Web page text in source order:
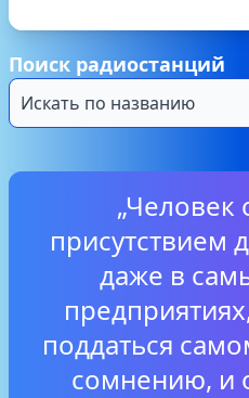
Поиск радиостанций
„Человек
присутствием
даже в
поддаться
сомнению, и